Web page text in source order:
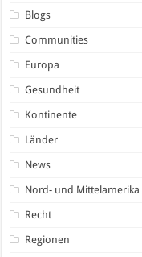
Blogs
Communities
Europa
Gesundheit
Kontinente
Länder
News
Nord- und Mittelamerika
Recht
Regionen